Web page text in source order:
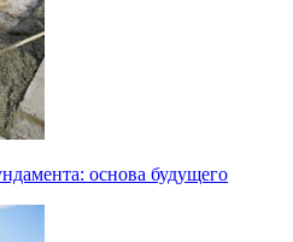
основа будущего